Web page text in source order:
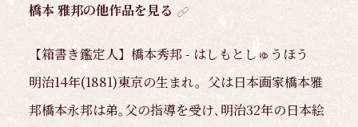
橋本 雅邦の他作品を見る
【箱書き鑑定人】橋本秀邦 - はしもとしゅうほう
明治14年(1881)東京の生まれ。父は日本画家橋本雅
邦橋本永邦は弟｡父の指導を受け､明治32年の日本絵